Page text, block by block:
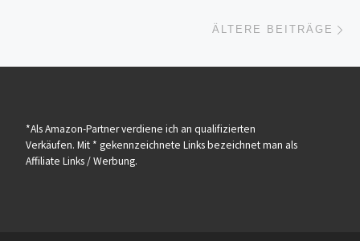
ÄLTERE BEITRÄGE
*Als Amazon-Partner verdiene ich an qualifizierten
Verkäufen. Mit * gekennzeichnete Links bezeichnet man als
Affiliate Links / Werbung.